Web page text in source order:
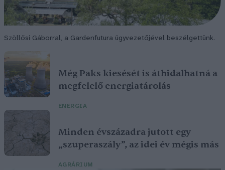
Szöllősi Gáborral, a Gardenfutura ügyvezetőjével beszélgettünk.
Még Paks kiesését is áthidalhatná a
megfelelő energiatárolás
ENERGIA
Minden évszázadra jutott egy
„szuperaszály”, az idei év mégis más
AGRÁRIUM